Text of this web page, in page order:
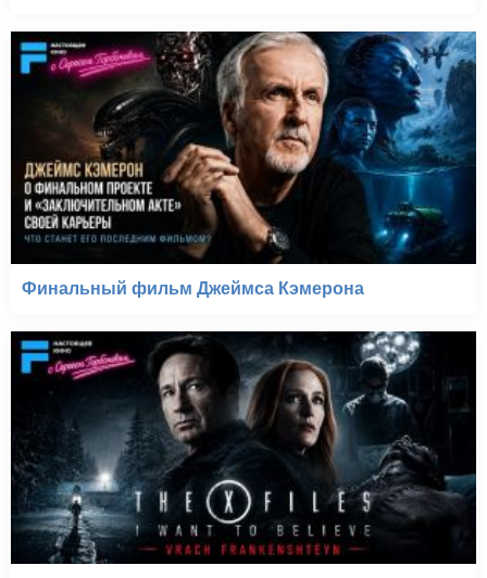
Финальный фильм Джеймса Кэмерона